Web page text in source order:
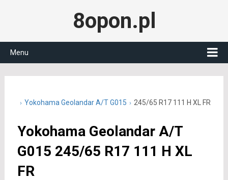
8opon.pl
Menu
Yokohama Geolandar A/T G015 245/65 R17 111 H XL FR
Yokohama Geolandar A/T
G015 245/65 R17 111 H XL
FR